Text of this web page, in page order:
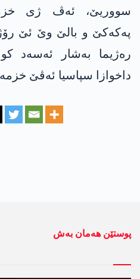
سووریێ، ئه‌ڤ ژی
په‌كه‌كێ و بالێ وێ ئێ
ره‌ژیما به‌شار ئه‌سه‌د
داخوازا سپاسیا ئه‌ڤێ
پوستێن ھەمان بەش